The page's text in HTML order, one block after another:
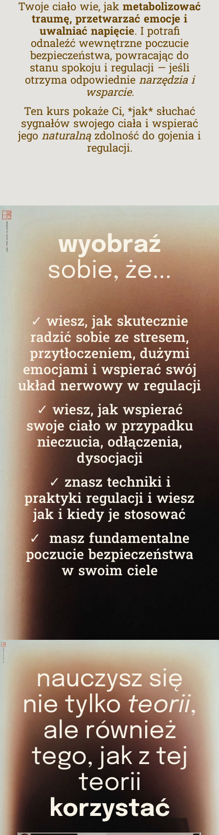
Twoje ciało wie, jak metabolizować
traumę, przetwarzać emocje i
uwalniać napięcie. I potrafi
odnaleźć wewnętrzne poczucie
bezpieczeństwa, powracając do
stanu spokoju i regulacji — jeśli
otrzyma odpowiednie narzędzia i
wsparcie.
Ten kurs pokaże Ci, *jak* słuchać
sygnałów swojego ciała i wspierać
jego naturalnązdolność do gojenia i
regulacji.
wyobraź
sobie, że...
✓ wiesz, jak skutecznie
radzić sobie ze stresem,
przytłoczeniem, dużymi
emocjami i wspierać swój
układ nerwowy w regulacji
✓ wiesz, jak wspierać
swoje ciało w przypadku
nieczucia, odłączenia,
dysocjacji
✓ znasz techniki i
praktyki regulacji i wiesz
jak i kiedy je stosować
✓ masz fundamentalne
poczucie bezpieczeństwa
w swoim ciele
nauczysz się
nie tylkoteorii,
ale również
tego, jak z tej
teorii
korzystać